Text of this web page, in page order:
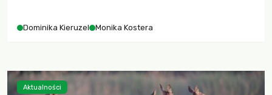
Dominika Kieruzel Monika Kostera
Aktualności